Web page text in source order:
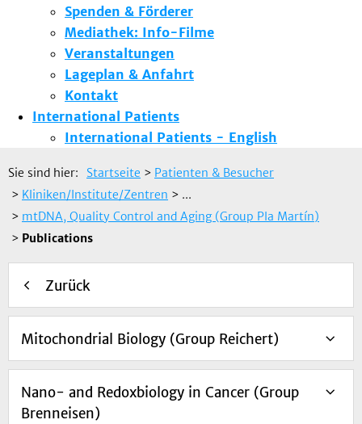
Spenden & Förderer
Mediathek: Info-Filme
Veranstaltungen
Lageplan & Anfahrt
Kontakt
International Patients
International Patients - English
Sie sind hier: Startseite > Patienten & Besucher
> Kliniken/Institute/Zentren > ...
> mtDNA, Quality Control and Aging (Group Pla Martín)
> Publications
Zurück
Mitochondrial Biology (Group Reichert)
Nano- and Redoxbiology in Cancer (Group
Brenneisen)